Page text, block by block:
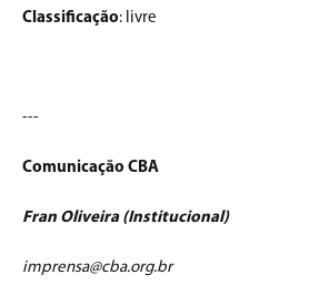
Classificação: livre
---
Comunicação CBA
Fran Oliveira (Institucional)
imprensa@cba.org.br